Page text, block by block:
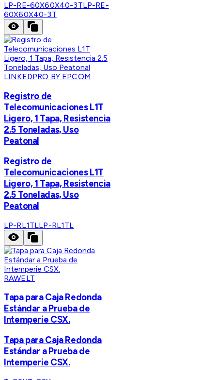
LP-RE-60X60X40-3TLP-RE-
60X60X40-3T
LINKEDPRO BY EPCOM
Registro de
Telecomunicaciones L1T
Ligero, 1 Tapa, Resistencia
2.5 Toneladas, Uso
Peatonal
Registro de
Telecomunicaciones L1T
Ligero, 1 Tapa, Resistencia
2.5 Toneladas, Uso
Peatonal
LP-RL1TLLP-RL1TL
RAWELT
Tapa para Caja Redonda
Estándar a Prueba de
Intemperie CSX.
Tapa para Caja Redonda
Estándar a Prueba de
Intemperie CSX.